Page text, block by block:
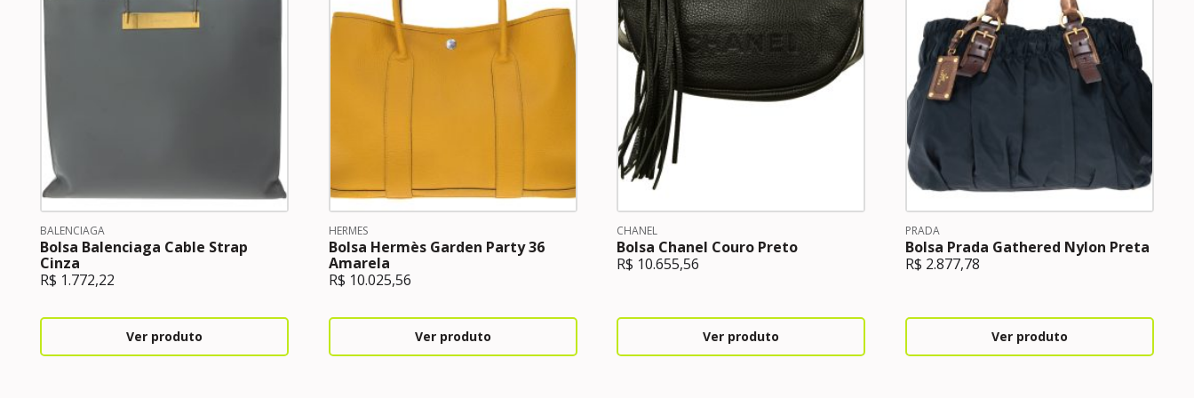
BALENCIAGA
Bolsa Balenciaga Cable Strap
Cinza
R$ 1.772,22
Ver produto
HERMES
Bolsa Hermès Garden Party 36
Amarela
R$ 10.025,56
Ver produto
CHANEL
Bolsa Chanel Couro Preto
R$ 10.655,56
Ver produto
PRADA
Bolsa Prada Gathered Nylon Preta
R$ 2.877,78
Ver produto